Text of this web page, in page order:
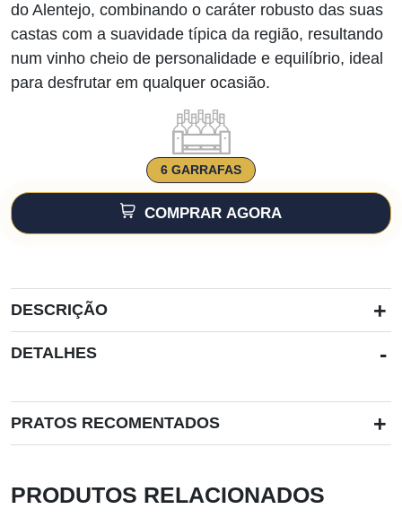
do Alentejo, combinando o caráter robusto das suas
castas com a suavidade típica da região, resultando
num vinho cheio de personalidade e equilíbrio, ideal
para desfrutar em qualquer ocasião.
6 GARRAFAS
COMPRAR AGORA
DESCRIÇÃO +
DETALHES -
PRATOS RECOMENTADOS +
PRODUTOS RELACIONADOS